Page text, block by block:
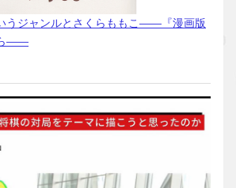
うジャンルとさくらももこ――『漫画版
ら――